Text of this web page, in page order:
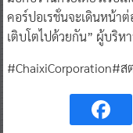
คอร์ปอเรชั่นจะเดินหน้าต่
เติบโตไปด้วยกัน” ผู้บริห
#ChaixiCorporation#